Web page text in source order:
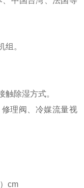
组。
触除湿方式。
修理阀、冷媒流量视
cm